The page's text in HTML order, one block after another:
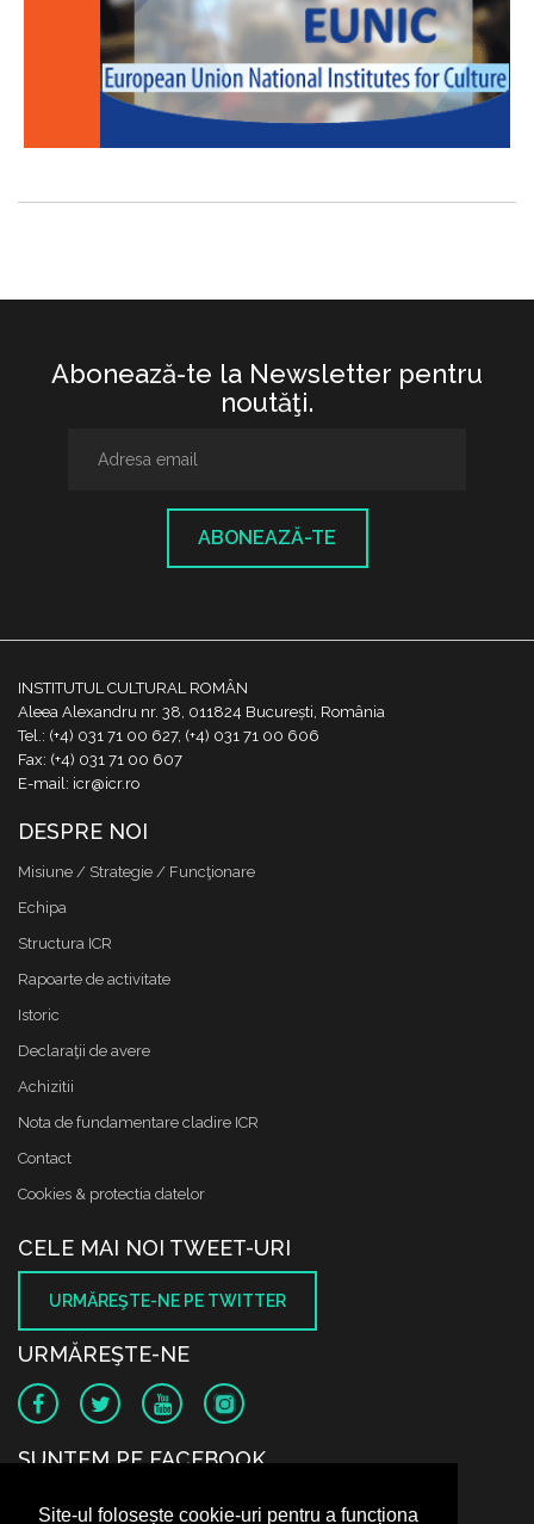
Site-ul folosește cookie-uri pentru a funcționa
Abonează-te la Newsletter pentru
noutăţi.
ABONEAZĂ-TE
INSTITUTUL CULTURAL ROMÂN
Aleea Alexandru nr. 38, 011824 București, România
Tel.: (+4) 031 71 00 627, (+4) 031 71 00 606
Fax: (+4) 031 71 00 607
E-mail: icr@icr.ro
DESPRE NOI
Misiune / Strategie / Funcţionare
Echipa
Structura ICR
Rapoarte de activitate
Istoric
Declaraţii de avere
Achizitii
Nota de fundamentare cladire ICR
Contact
Cookies & protectia datelor
CELE MAI NOI TWEET-URI
URMĂREŞTE-NE PE TWITTER
URMĂREŞTE-NE
SUNTEM PE FACEBOOK